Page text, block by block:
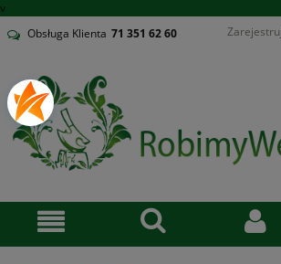
v
Obsługa Klienta 71 351 62 60